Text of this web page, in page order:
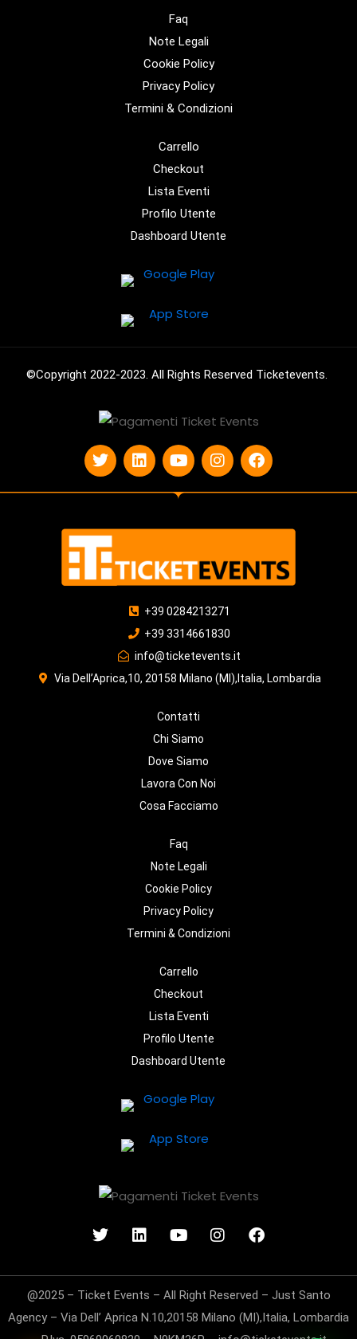
Faq
Note Legali
Cookie Policy
Privacy Policy
Termini & Condizioni
Carrello
Checkout
Lista Eventi
Profilo Utente
Dashboard Utente
©Copyright 2022-2023. All Rights Reserved Ticketevents.
+39 0284213271
+39 3314661830
info@ticketevents.it
Via Dell’Aprica,10, 20158 Milano (MI),Italia, Lombardia
Contatti
Chi Siamo
Dove Siamo
Lavora Con Noi
Cosa Facciamo
Faq
Note Legali
Cookie Policy
Privacy Policy
Termini & Condizioni
Carrello
Checkout
Lista Eventi
Profilo Utente
Dashboard Utente
@2025 – Ticket Events – All Right Reserved – Just Santo
Agency – Via Dell’ Aprica N.10,20158 Milano (MI),Italia, Lombardia